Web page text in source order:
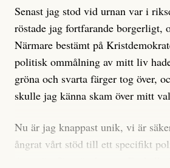
misstänkta personen är en
får veta är att personen har ändrat
under åren, att den har raderat
sociala medier, att artikelns
på personens ekonomi och att det
anonyma röster inom rörelsen som
anses vara anledningar att titta
men ingenting av detta är
Senast jag stod vid urnan var i
röstade jag fortfarande borgerligt,
Närmare bestämt på
politisk ommålning av mitt liv
gröna och svarta färger tog över,
skulle jag känna skam över mitt
Nu är jag knappast unik, vi är
ångrat vårt stöd till ett specifikt